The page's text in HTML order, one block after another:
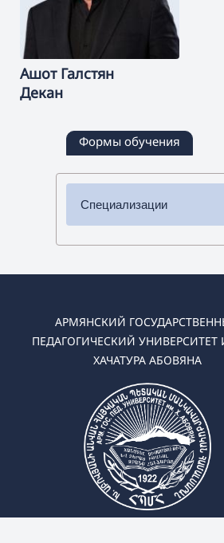
Ашот Галстян
Декан
Формы обучения
Специализации
✔Бакалавриат
➜ Армянский язык и
АРМЯНСКИЙ
ПЕДАГОГИЧЕСКИЙ
ХАЧАТУРА АБОВЯНА